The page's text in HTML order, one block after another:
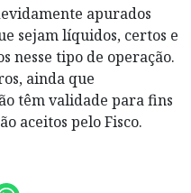
apurados
sejam líquidos, certos e
nesse tipo de operação.
ainda que
têm validade para fins
aceitos pelo Fisco.